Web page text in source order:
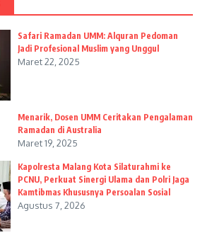
Safari Ramadan UMM: Alquran Pedoman
Jadi Profesional Muslim yang Unggul
Maret 22, 2025
Menarik, Dosen UMM Ceritakan Pengalaman
Ramadan di Australia
Maret 19, 2025
Kapolresta Malang Kota Silaturahmi ke
PCNU, Perkuat Sinergi Ulama dan Polri Jaga
Kamtibmas Khususnya Persoalan Sosial
Agustus 7, 2026